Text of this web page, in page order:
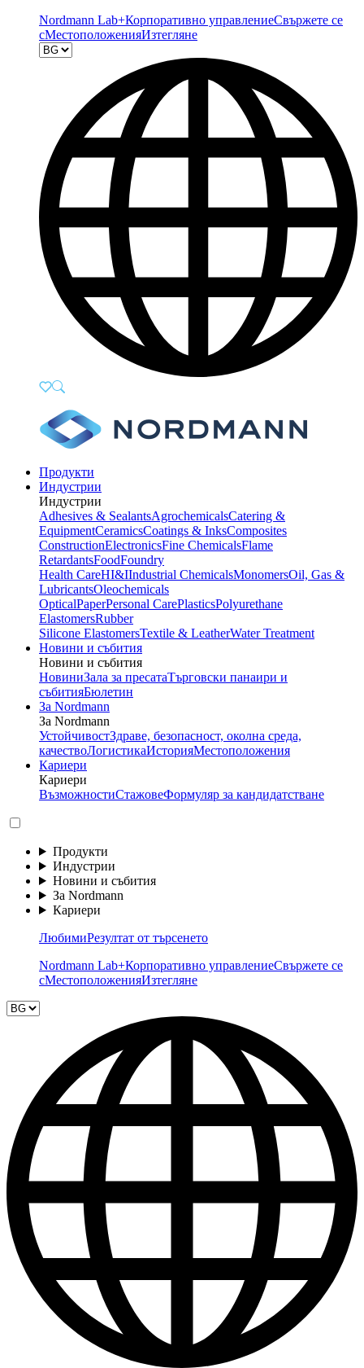
Nordmann Lab+Корпоративно управлениеСвържете се
сМестоположенияИзтегляне
Продукти
Индустрии
Индустрии
Adhesives & SealantsAgrochemicalsCatering &
EquipmentCeramicsCoatings & InksComposites
ConstructionElectronicsFine ChemicalsFlame
RetardantsFoodFoundry
Health CareHI&IIndustrial ChemicalsMonomersOil, Gas &
LubricantsOleochemicals
OpticalPaperPersonal CarePlasticsPolyurethane
ElastomersRubber
Silicone ElastomersTextile & LeatherWater Treatment
Новини и събития
Новини и събития
НовиниЗала за пресатаТърговски панаири и
събитияБюлетин
За Nordmann
За Nordmann
УстойчивостЗдраве, безопасност, околна среда,
качествоЛогистикаИсторияМестоположения
Кариери
Кариери
ВъзможностиСтажовеФормуляр за кандидатстване
Продукти
Индустрии
Новини и събития
За Nordmann
Кариери
ЛюбимиРезултат от търсенето
Nordmann Lab+Корпоративно управлениеСвържете се
сМестоположенияИзтегляне